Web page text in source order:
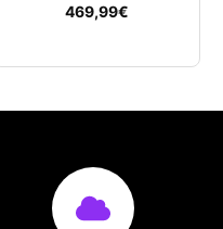
469,99€